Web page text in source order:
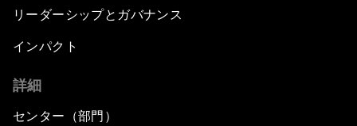
リーダーシップとガバナンス
インパクト
詳細
センター（部門）